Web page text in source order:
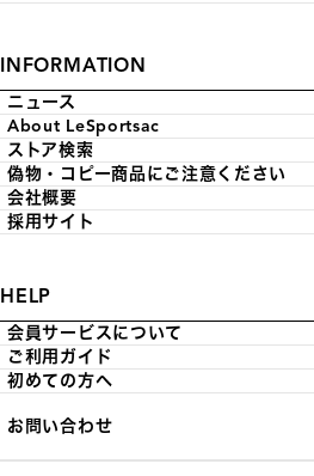
INFORMATION
ニュース
About LeSportsac
ストア検索
偽物・コピー商品にご注意ください
会社概要
採用サイト
HELP
会員サービスについて
ご利用ガイド
初めての方へ
お問い合わせ